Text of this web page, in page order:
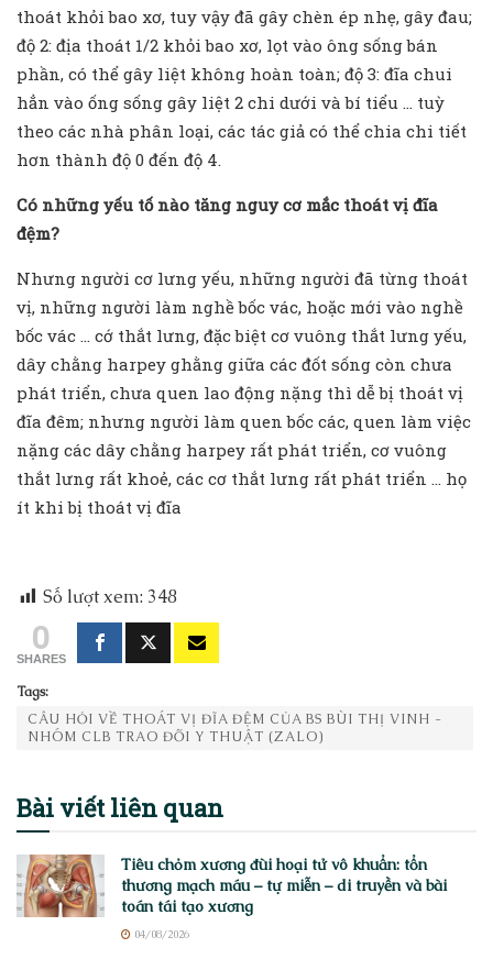
thoát khỏi bao xơ, tuy vậy đã gây chèn ép nhẹ, gây đau;
độ 2: địa thoát 1/2 khỏi bao xơ, lọt vào ông sống bán
phần, có thể gây liệt không hoàn toàn; độ 3: đĩa chui
hẳn vào ống sống gây liệt 2 chi dưới và bí tiểu … tuỳ
theo các nhà phân loại, các tác giả có thể chia chi tiết
hơn thành độ 0 đến độ 4.
Có những yếu tố nào tăng nguy cơ mắc thoát vị đĩa
đệm?
Nhưng người cơ lưng yếu, những người đã từng thoát
vị, những người làm nghề bốc vác, hoặc mới vào nghề
bốc vác … cớ thắt lưng, đặc biệt cơ vuông thắt lưng yếu,
dây chằng harpey ghằng giữa các đốt sống còn chưa
phát triển, chưa quen lao động nặng thì dễ bị thoát vị
đĩa đêm; nhưng người làm quen bốc các, quen làm việc
nặng các dây chằng harpey rất phát triển, cơ vuông
thắt lưng rất khoẻ, các cơ thắt lưng rất phát triển … họ
ít khi bị thoát vị đĩa
Số lượt xem: 348
0
SHARES
Tags:
CÂU HỎI VỀ THOÁT VỊ ĐĨA ĐỆM CỦA BS BÙI THỊ VINH -
NHÓM CLB TRAO ĐỔI Y THUẬT (ZALO)
Bài viếtliên quan
Tiêu chỏm xương đùi hoại tử vô khuẩn: tổn
thương mạch máu – tự miễn – di truyền và bài
toán tái tạo xương
04/08/2026